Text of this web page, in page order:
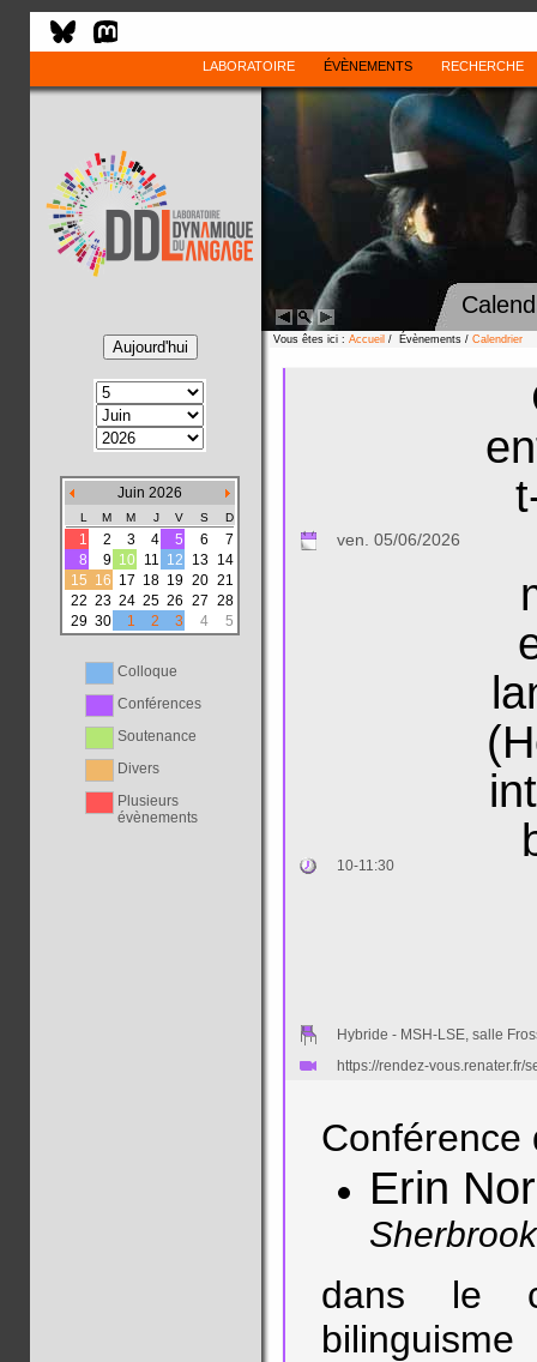
LABORATOIRE ÉVÈNEMENTS RECHERCHE
Juin 2026
L M M J V S D
1 2 3 4 5 6
7
8
9 10 11 12 13 14
15 16 17 18 19 20 21
22 23 24 25 26 27 28
29 30 1 2 3 4 5
Colloque
Conférences
Soutenance
Divers
Plusieurs
évènements
Vous êtes ici : Accueil / Évènements / Calendrier
ven. 05/06/2026
10-11:30
Hybride - MSH-LSE, salle
https://rendez-
Conférence
Erin
dans le
bilinguisme